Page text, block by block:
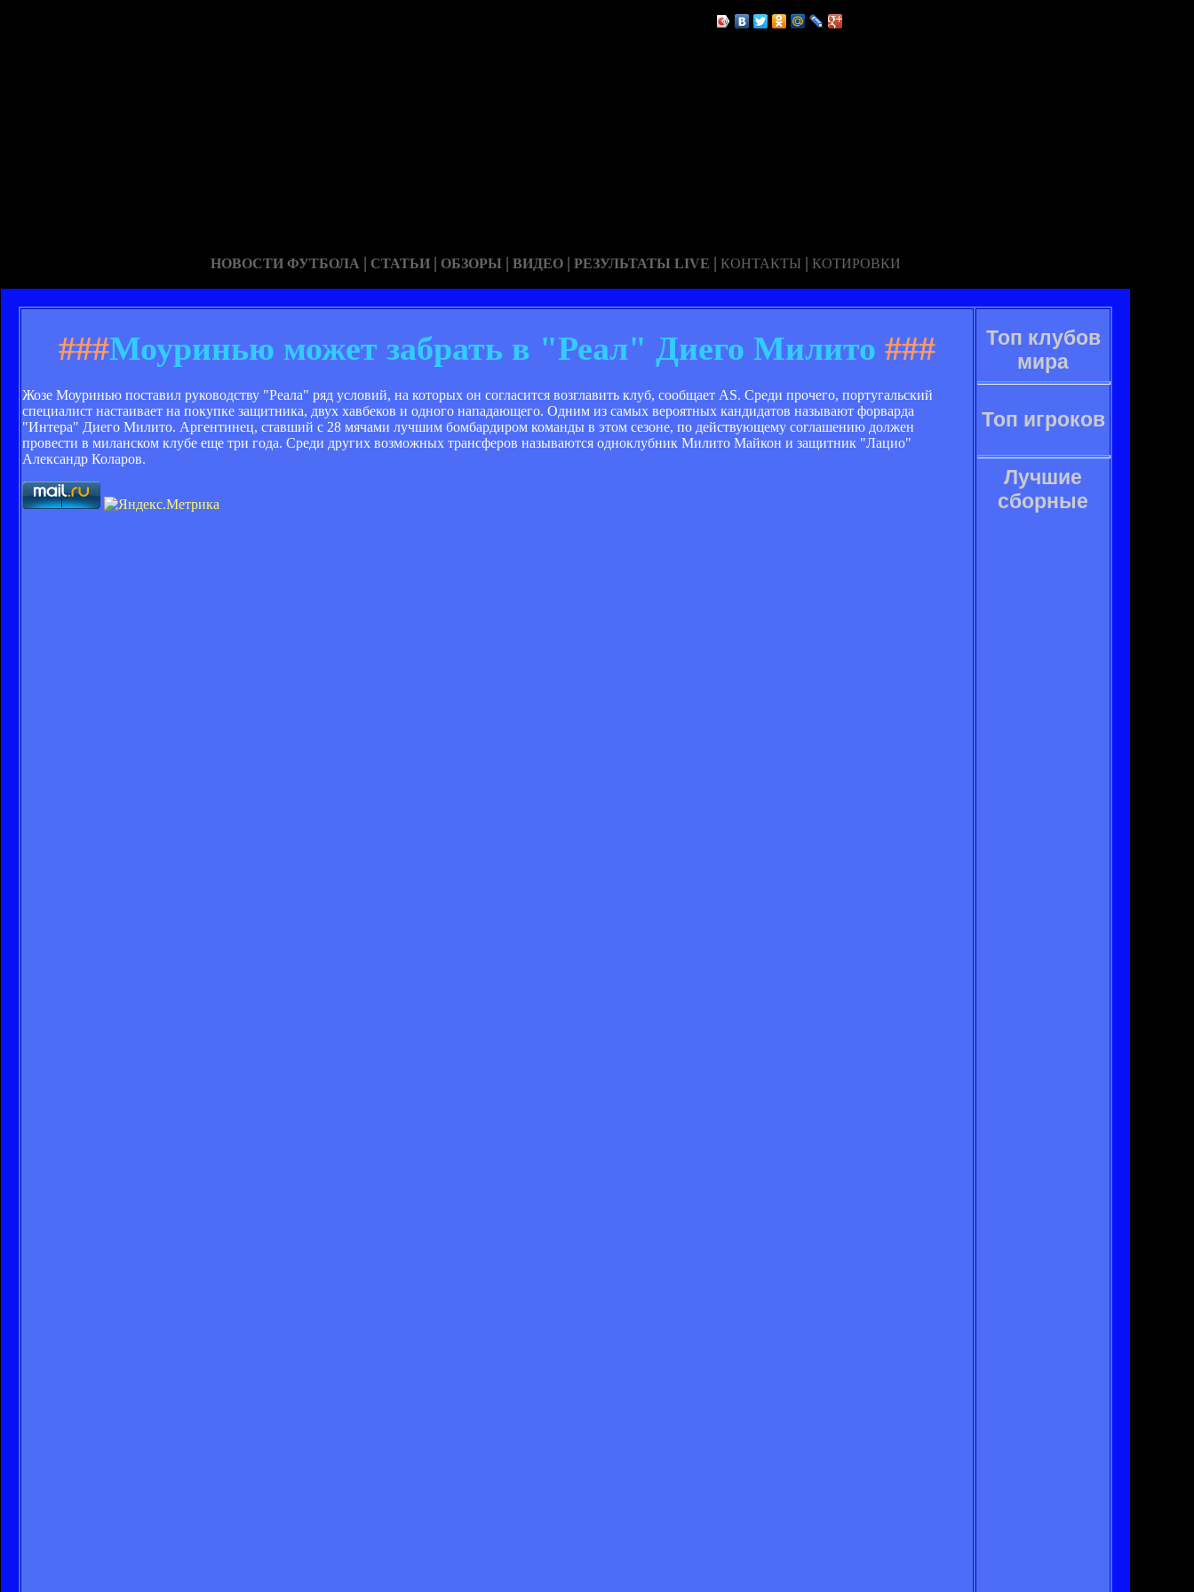
НОВОСТИ ФУТБОЛА | СТАТЬИ | ОБЗОРЫ | ВИДЕО | РЕЗУЛЬТАТЫ LIVE | КОНТАКТЫ | КОТИРОВКИ
###Моуринью может забрать в "Реал" Диего Милито ###
Жозе Моуринью поставил руководству "Реала" ряд условий, на которых он согласится возглавить клуб, сообщает AS. Среди прочего, португальский
специалист настаивает на покупке защитника, двух хавбеков и одного нападающего. Одним из самых вероятных кандидатов называют форварда
"Интера" Диего Милито. Аргентинец, ставший с 28 мячами лучшим бомбардиром команды в этом сезоне, по действующему соглашению должен
провести в миланском клубе еще три года. Среди других возможных трансферов называются одноклубник Милито Майкон и защитник "Лацио"
Александр Коларов.
Топ клубов
мира
Топ игроков
Лучшие
сборные